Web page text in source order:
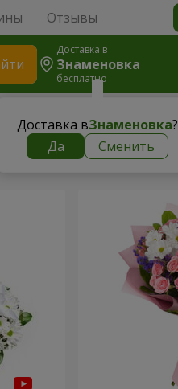
Отзывы
Доставка в
Знаменовка
бесплатно
Доставка вЗнаменовка?
Да
Сменить